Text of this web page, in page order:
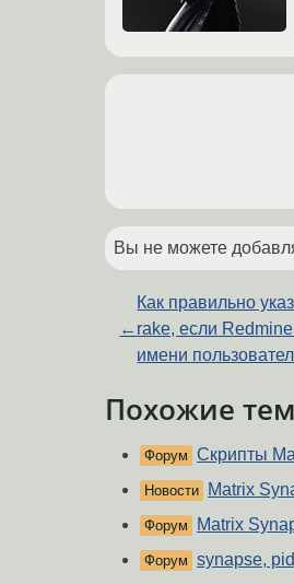
Вы не можете
←
Как правильно
rake, если
имени
Похожие
Форум Скрипты
Новости Matrix
Форум Matrix
Форум synapse,